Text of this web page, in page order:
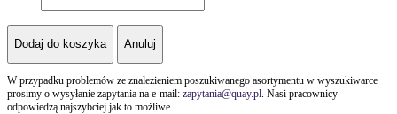
W przypadku problemów ze znalezieniem poszukiwanego asortymentu w wyszukiwarce
prosimy o wysyłanie zapytania na e-mail: zapytania@quay.pl. Nasi pracownicy
odpowiedzą najszybciej jak to możliwe.